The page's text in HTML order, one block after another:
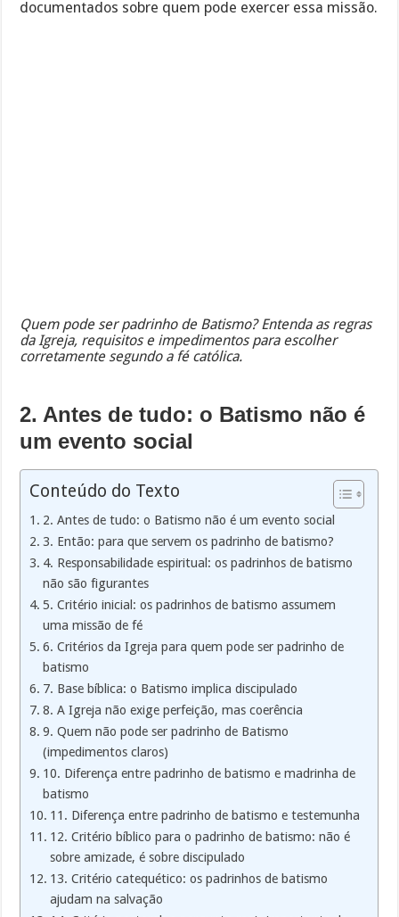
documentados sobre quem pode exercer essa missão.
Quem pode ser padrinho de Batismo? Entenda as regras
da Igreja, requisitos e impedimentos para escolher
corretamente segundo a fé católica.
2. Antes de tudo: o Batismo não é
um evento social
Conteúdo do Texto
2. Antes de tudo: o Batismo não é um evento social
3. Então: para que servem os padrinho de batismo?
4. Responsabilidade espiritual: os padrinhos de batismo
não são figurantes
5. Critério inicial: os padrinhos de batismo assumem
uma missão de fé
6. Critérios da Igreja para quem pode ser padrinho de
batismo
7. Base bíblica: o Batismo implica discipulado
8. A Igreja não exige perfeição, mas coerência
9. Quem não pode ser padrinho de Batismo
(impedimentos claros)
10. Diferença entre padrinho de batismo e madrinha de
batismo
11. Diferença entre padrinho de batismo e testemunha
12. Critério bíblico para o padrinho de batismo: não é
sobre amizade, é sobre discipulado
13. Critério catequético: os padrinhos de batismo
ajudam na salvação